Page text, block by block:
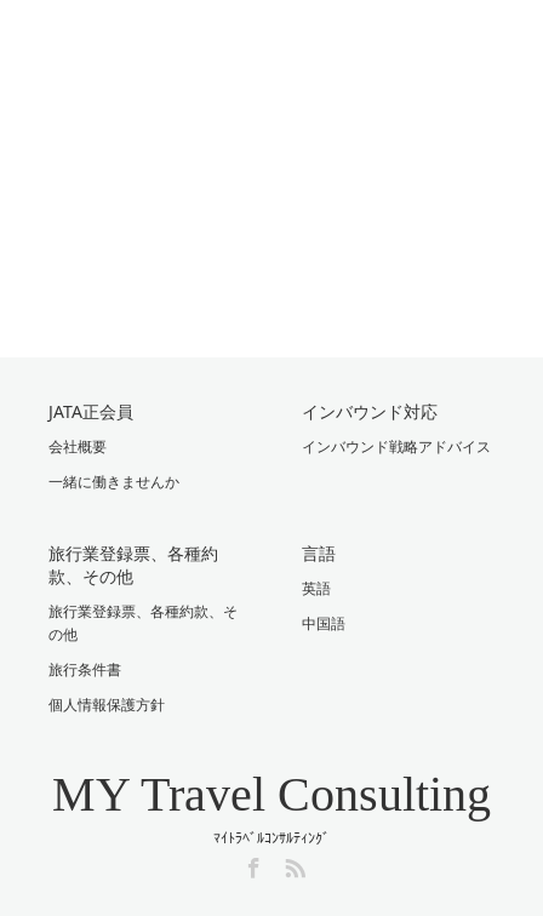
JATA正会員
会社概要
一緒に働きませんか
インバウンド対応
インバウンド戦略アドバイス
旅行業登録票、各種約
款、その他
旅行業登録票、各種約款、そ
の他
旅行条件書
個人情報保護方針
言語
英語
中国語
MY Travel Consulting
ﾏｲﾄﾗﾍﾞﾙｺﾝｻﾙﾃｨﾝｸﾞ